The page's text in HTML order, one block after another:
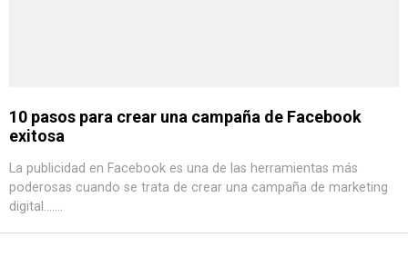
10 pasos para crear una campaña de Facebook
exitosa
La publicidad en Facebook es una de las herramientas más
poderosas cuando se trata de crear una campaña de marketing
digital.......